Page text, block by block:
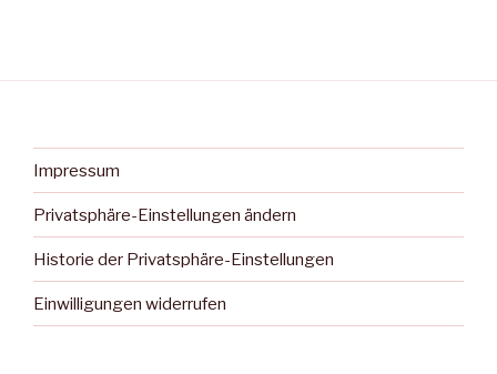
Impressum
Privatsphäre-Einstellungen ändern
Historie der Privatsphäre-Einstellungen
Einwilligungen widerrufen